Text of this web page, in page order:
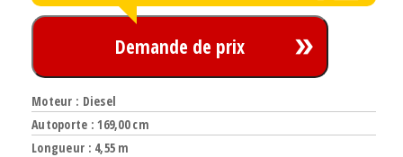
Demande de prix
Moteur : Diesel
Autoporte : 169,00 cm
Longueur : 4,55 m